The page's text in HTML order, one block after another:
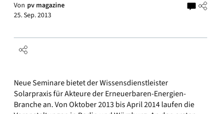
Von pv magazine
25. Sep. 2013
Neue Seminare bietet der Wissensdienstleister
Solarpraxis für Akteure der Erneuerbaren-Energien-
Branche an. Von Oktober 2013 bis April 2014 laufen die